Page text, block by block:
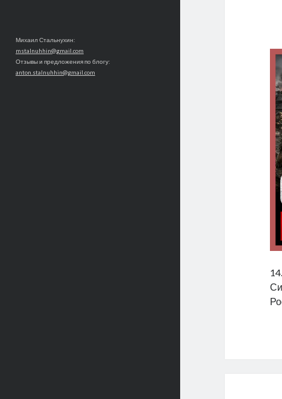
Михаил Стальнухин:
mstalnuhhin@gmail.com
Отзывы и предложения по блогу:
anton.stalnuhhin@gmail.com